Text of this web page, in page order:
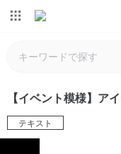
【イベント模様】ア
テキスト